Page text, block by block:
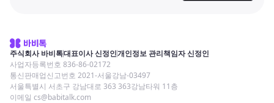
주식회사 바비톡대표이사 신정인개인정보 관리책임자 신정인
사업자등록번호 836-86-02172
통신판매업신고번호 2021-서울강남-03497
서울특별시 서초구 강남대로 363 363강남타워 11층
이메일 cs@babitalk.com